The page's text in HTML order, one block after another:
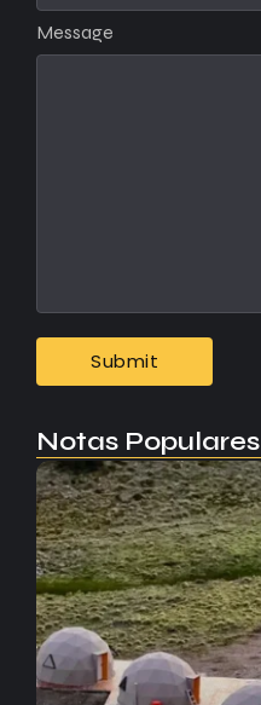
Message
Notas Populares